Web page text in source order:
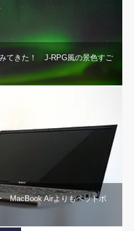
てきた！ J-RPG風の景色すご
MacBook Airよりもペットボ